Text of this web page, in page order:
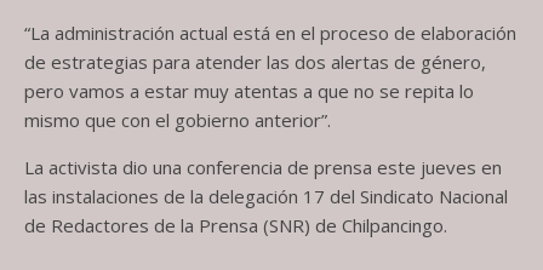
“La administración actual está en el proceso de elaboración
de estrategias para atender las dos alertas de género,
pero vamos a estar muy atentas a que no se repita lo
mismo que con el gobierno anterior”.
La activista dio una conferencia de prensa este jueves en
las instalaciones de la delegación 17 del Sindicato Nacional
de Redactores de la Prensa (SNR) de Chilpancingo.